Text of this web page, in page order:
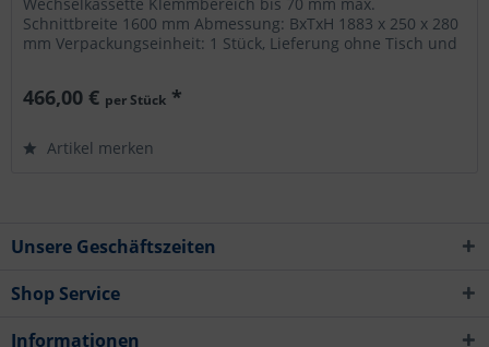
Wechselkassette Klemmbereich bis 70 mm max.
Schnittbreite 1600 mm Abmessung: BxTxH 1883 x 250 x 280
mm Verpackungseinheit: 1 Stück, Lieferung ohne Tisch und
466,00 € per Stück *
Artikel merken
Unsere Geschäftszeiten
Shop Service
Informationen